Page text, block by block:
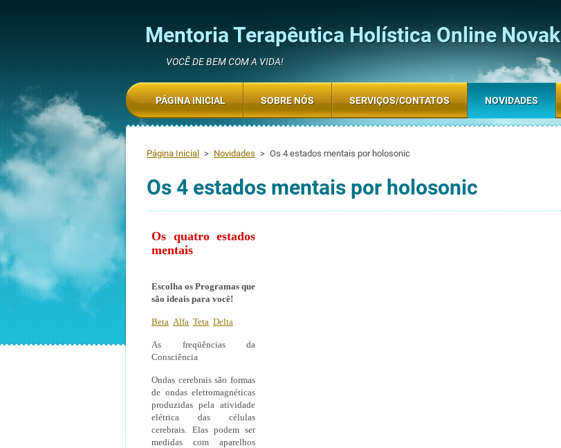
Mentoria Terapêutica Holística Online Novak
VOCÊ DE BEM COM A VIDA!
Página Inicial > Novidades > Os 4 estados mentais por holosonic
Os 4 estados mentais por holosonic
Os quatro estados
mentais
Escolha os Programas que
são ideais para você!
Beta Alfa Teta Delta
As freqüências da
Consciência
Ondas cerebrais são formas
de ondas eletromagnéticas
produzidas pela atividade
elétrica das células
cerebrais. Elas podem ser
medidas com aparelhos
PÁGINA INICIAL SOBRE NÓS SERVIÇOS/CONTATOS NOVIDADES